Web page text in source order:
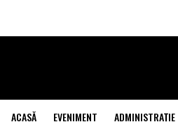
ACASĂ EVENIMENT ADMINISTRAŢIE